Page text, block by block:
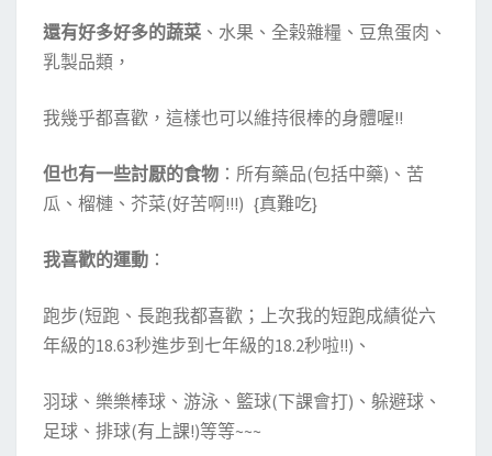
還有好多好多的蔬菜 、水果、全榖雜糧、豆魚蛋肉、
乳製品類，
我幾乎都喜歡，這樣也可以維持很棒的身體喔!!
但也有一些討厭的食物 ：所有藥品(包括中藥)、苦
瓜、榴槤、芥菜(好苦啊!!!) {真難吃}
我喜歡的運動 ：
跑步(短跑、長跑我都喜歡；上次我的短跑成績從六
年級的18.63秒進步到七年級的18.2秒啦!!)、
羽球、樂樂棒球、游泳、籃球(下課會打)、躲避球、
足球、排球(有上課!)等等~~~